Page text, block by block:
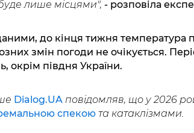
лише місцями", - розповіла
даними, до кінця тижня температура
змін погоди не очікується.
окрім півдня України.
Dialog.UAповідомляв, що у 2026
спекоюта катаклізмами.